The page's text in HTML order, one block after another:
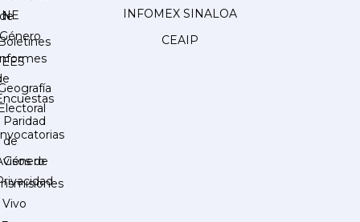
de
de
Género
Paridad
de
Género
INFOMEX SINALOA
CEAIP